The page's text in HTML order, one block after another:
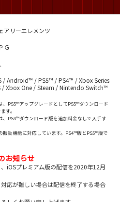
アリーエレメンツ
Ｇ
/ Android™ / PS5™ / PS4™ / Xbox Series
/ Xbox One / Steam / Nintendo Switch™
PS5™アップグレードとしてPS5™ダウンロード
す。
PS4™ダウンロード版を追加料金なしで入手す
動機能に対応しています。PS4™版とPS5™版で
お知らせ
iOSプレミアム版の配信を2020年12月
応が難しい場合は配信を終了する場合